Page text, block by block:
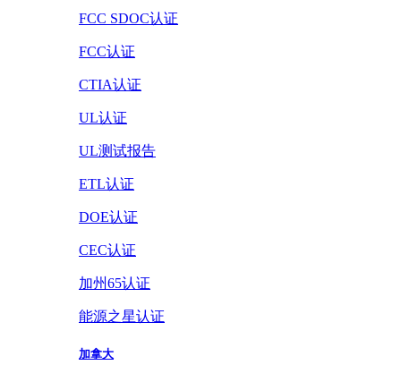
FCC SDOC认证
FCC认证
CTIA认证
UL认证
UL测试报告
ETL认证
DOE认证
CEC认证
加州65认证
能源之星认证
加拿大